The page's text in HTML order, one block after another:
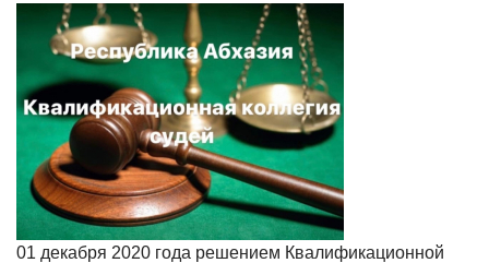
01 декабря 2020 года решением Квалификационной